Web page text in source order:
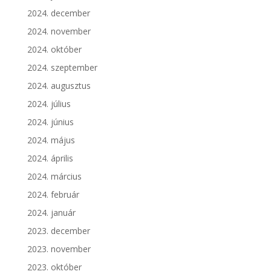
2024. december
2024. november
2024. október
2024. szeptember
2024. augusztus
2024. július
2024. június
2024. május
2024. április
2024. március
2024. február
2024. január
2023. december
2023. november
2023. október